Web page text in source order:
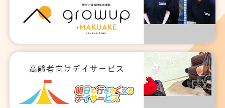
高齢者向けデイサービス